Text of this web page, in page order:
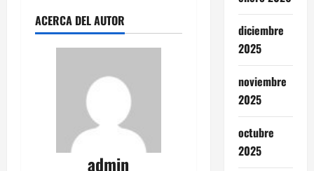
ACERCA DEL AUTOR
admin
diciembre
2025
noviembre
2025
octubre
2025